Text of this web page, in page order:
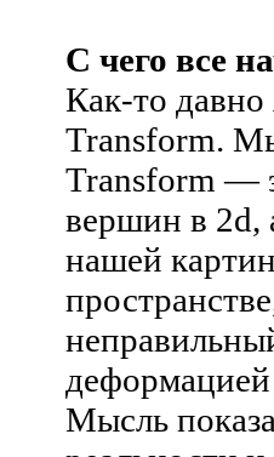
С чего все
Как-то давно
Transform.
Transform —
вершин в 2d,
нашей
Мысль